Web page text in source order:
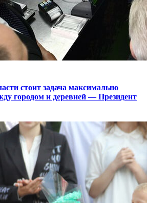
стоит задача максимально
городом и деревней — Президент